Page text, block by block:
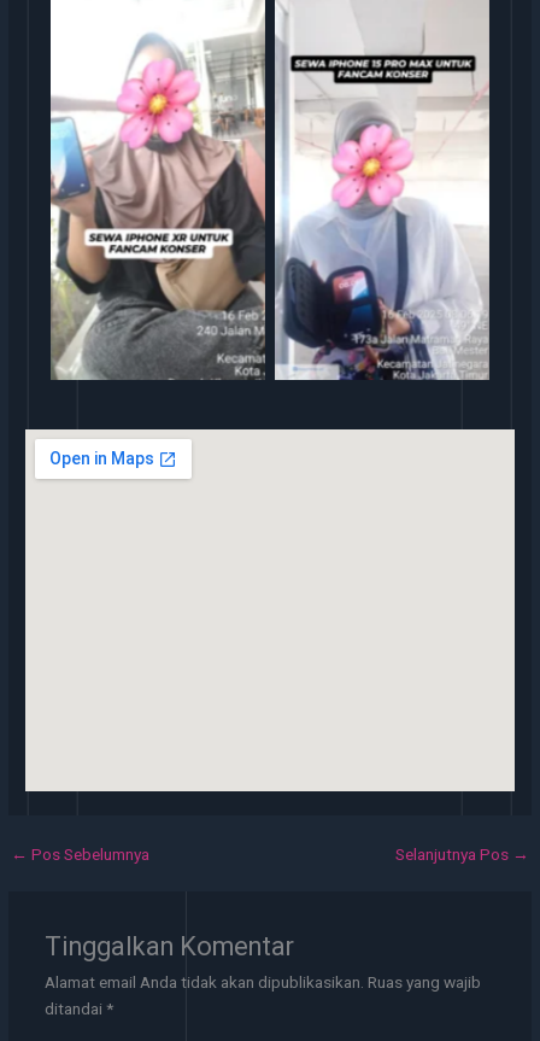
rental iphone jakarta rental iphone
← Pos Sebelumnya Selanjutnya Pos →
Tinggalkan Komentar
Alamat email Anda tidak akan dipublikasikan. Ruas yang wajib
ditandai *